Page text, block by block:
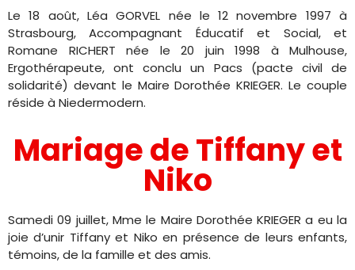
Le 18 août, Léa GORVEL née le 12 novembre 1997 à
Strasbourg, Accompagnant Éducatif et Social, et
Romane RICHERT née le 20 juin 1998 à Mulhouse,
Ergothérapeute, ont conclu un Pacs (pacte civil de
solidarité) devant le Maire Dorothée KRIEGER. Le couple
réside à Niedermodern.
Mariage de Tiffany et
Niko
Samedi 09 juillet, Mme le Maire Dorothée KRIEGER a eu la
joie d’unir Tiffany et Niko en présence de leurs enfants,
témoins, de la famille et des amis.